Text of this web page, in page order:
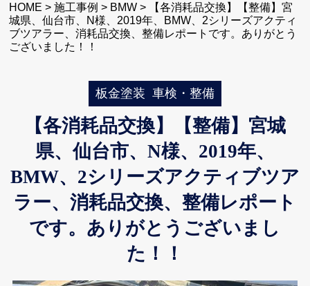
HOME >施工事例 > BMW >
【各消耗品交換】【整備】宮
城県、仙台市、N様、2019年、BMW、2シリーズアクティ
ブツアラー、消耗品交換、整備レポートです。ありがとう
ございました！！
板金塗装 車検・整備
【各消耗品交換】【整備】宮城
県、仙台市、N様、2019年、
BMW、2シリーズアクティブツア
ラー、消耗品交換、整備レポート
です。ありがとうございまし
た！！